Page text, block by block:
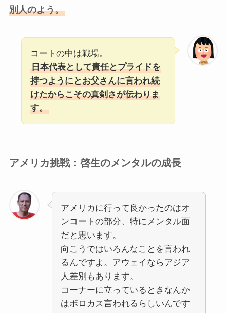
別人のよう。
コートの中は戦場。
日本代表として責任とプライドを
持つようにとお父さんに言われ続
けたからこその真剣さが伝わりま
す。
アメリカ挑戦：啓生のメンタルの成長
アメリカに行って良かったのはオ
ンコートの部分、特にメンタル面
だと思います。
向こうではいろんなことを言われ
るんですよ。アウェイならアジア
人差別もあります。
コーナーに立っているときなんか
はボロカス言われるらしいんです